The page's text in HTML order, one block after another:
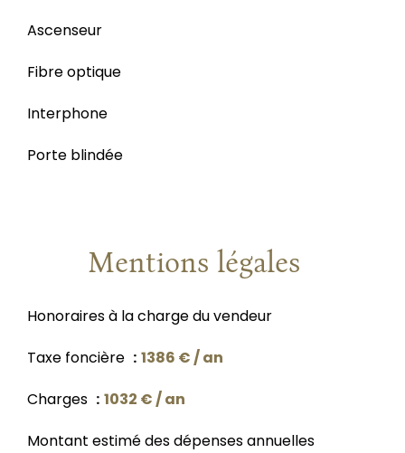
Ascenseur
Fibre optique
Interphone
Porte blindée
Mentions légales
Honoraires à la charge du vendeur
Taxe foncière
1386 € / an
Charges
1032 € / an
Montant estimé des dépenses annuelles